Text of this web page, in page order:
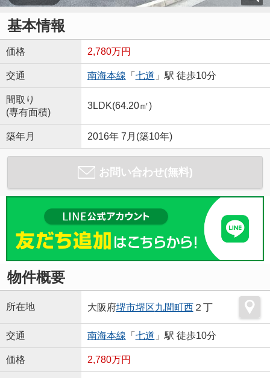
基本情報
価格 2,780万円
交通 南海本線 「 七道 」駅 徒歩10分
間取り
(専有面積)
3LDK(64.20㎡)
築年月 2016年 7月(築10年)
お問い合わせ(無料)
物件概要
所在地 大阪府堺市堺区九間町西２丁
交通 南海本線 「 七道 」駅 徒歩10分
価格 2,780万円